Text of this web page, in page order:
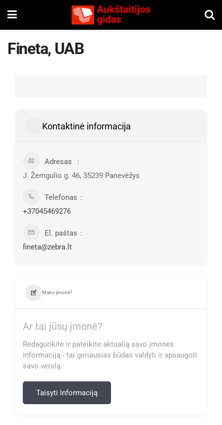
Fineta, UAB
Kontaktinė informacija
Adresas
J. Žemgulio g. 46, 35239 Panevėžys
Telefonas
+37045469276
El. paštas
fineta@zebra.lt
Mano įmonė?
Ar tai jūsų įmonė?
Redaguokite ir pateikite aktualią savo įmonės
informaciją - tai geriausias būdas valdyti ir apsaugoti
savo verslą.
Taisyti Informaciją